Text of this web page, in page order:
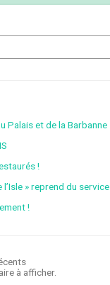
Palais et de la Barbanne
!
l’Isle » reprend du service
!
à afficher.